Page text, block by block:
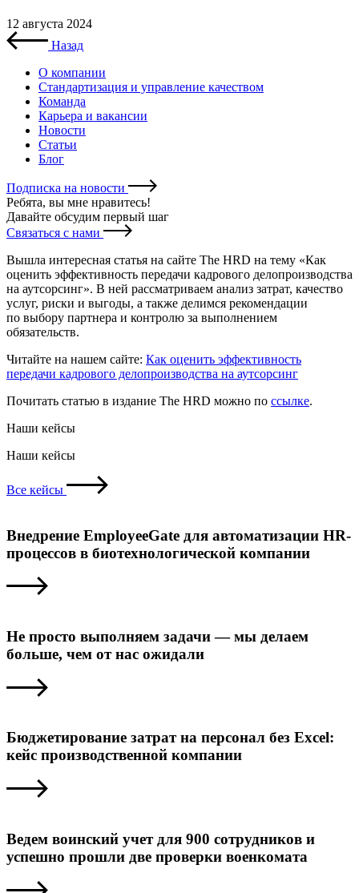
12 августа 2024
Назад
О компании
Стандартизация и управление качеством
Команда
Карьера и вакансии
Новости
Статьи
Блог
Подписка на новости
Ребята, вы мне нравитесь!
Давайте обсудим первый шаг
Связаться с нами
Вышла интересная статья на сайте The HRD на тему «Как
оценить эффективность передачи кадрового делопроизводства
на аутсорсинг». В ней рассматриваем анализ затрат, качество
услуг, риски и выгоды, а также делимся рекомендации
по выбору партнера и контролю за выполнением
обязательств.
Читайте на нашем сайте: Как оценить эффективность
передачи кадрового делопроизводства на аутсорсинг
Почитать статью в издание The HRD можно по ссылке.
Наши кейсы
Наши кейсы
Все кейсы
Внедрение EmployeeGate для автоматизации HR-
процессов в биотехнологической компании
Не просто выполняем задачи — мы делаем
больше, чем от нас ожидали
Бюджетирование затрат на персонал без Excel:
кейс производственной компании
Ведем воинский учет для 900 сотрудников и
успешно прошли две проверки военкомата